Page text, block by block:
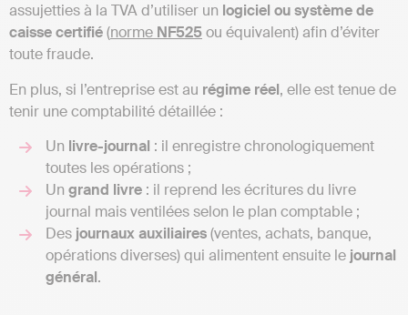
assujetties à la TVA d’utiliser un logiciel ou système de
caisse certifié(norme NF525ou équivalent) afin d’éviter
toute fraude.
En plus, si l’entreprise est au régime réel, elle est tenue de
tenir une comptabilité détaillée :
Un livre-journal : il enregistre chronologiquement
toutes les opérations ;
Un grand livre : il reprend les écritures du livre
journal mais ventilées selon le plan comptable ;
Des journaux auxiliaires(ventes, achats, banque,
opérations diverses) qui alimentent ensuite le journal
général.